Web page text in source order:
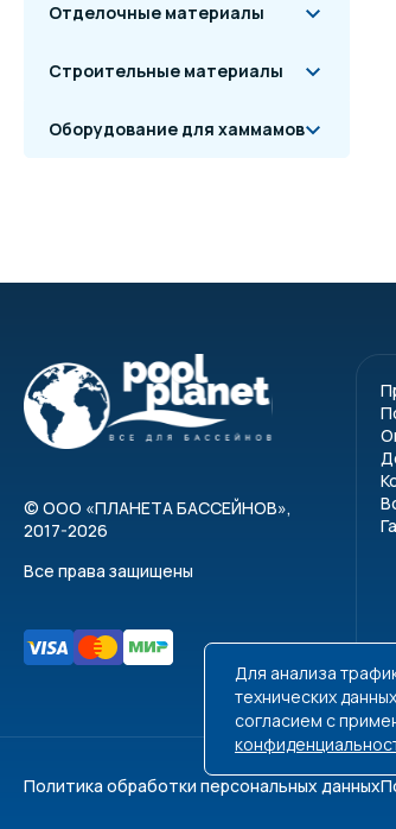
Отделочные материалы
Строительные материалы
Оборудование для хаммамов
© ООО «ПЛАНЕТА БАССЕЙНОВ»,
2017-2026
Все права защищены
Политика обработки персональных данных
Для анализа
технических
согласием с